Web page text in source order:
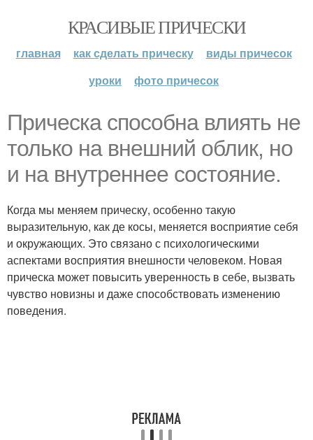
КРАСИВЫЕ ПРИЧЕСКИ
главная как сделать прическу
виды причесок
уроки
фото причесок
Прическа способна влиять не
только на внешний облик, но
и на внутреннее состояние.
Когда мы меняем прическу, особенно такую
выразительную, как де косы, меняется восприятие себя
и окружающих. Это связано с психологическими
аспектами восприятия внешности человеком. Новая
прическа может повысить уверенность в себе, вызвать
чувство новизны и даже способствовать изменению
поведения.